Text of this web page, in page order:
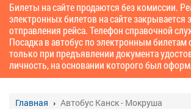
Билеты на сайте продаются без комиссии.
электронных билетов на сайте закрывается
отправления рейса. Телефон справочной
Посадка в автобус по электронным билетам
только при предъявлении документа
личность, на основании которого был
Главная Автобус Канск - Мокруша